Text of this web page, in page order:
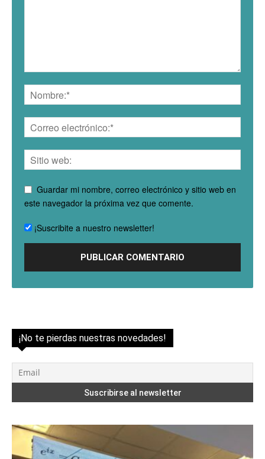
Guardar mi nombre, correo electrónico y sitio web en
este navegador la próxima vez que comente.
¡Suscribite a nuestro newsletter!
¡No te pierdas nuestras novedades!